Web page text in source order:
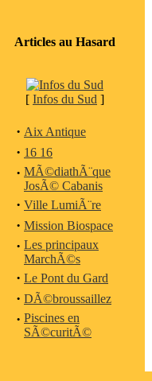
Articles au Hasard
[ Infos du Sud ]
· Aix Antique
· 16 16
· MÃ©diathÃ¨que
JosÃ© Cabanis
· Ville LumiÃ¨re
· Mission Biospace
· Les principaux
MarchÃ©s
· Le Pont du Gard
· DÃ©broussaillez
· Piscines en
SÃ©curitÃ©